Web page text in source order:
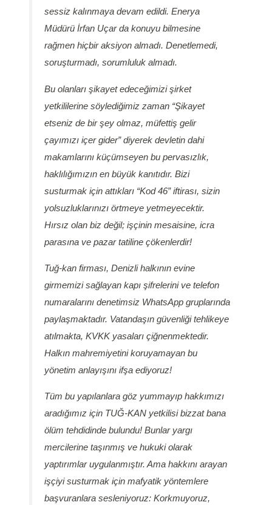
sessiz kalınmaya devam edildi. Enerya
Müdürü İrfan Uçar da konuyu bilmesine
rağmen hiçbir aksiyon almadı. Denetlemedi,
soruşturmadı, sorumluluk almadı.
Bu olanları şikayet edeceğimizi şirket
yetkililerine söylediğimiz zaman “Şikayet
etseniz de bir şey olmaz, müfettiş gelir
çayımızı içer gider” diyerek devletin dahi
makamlarını küçümseyen bu pervasızlık,
haklılığımızın en büyük kanıtıdır. Bizi
susturmak için attıkları “Kod 46” iftirası, sizin
yolsuzluklarınızı örtmeye yetmeyecektir.
Hırsız olan biz değil; işçinin mesaisine, icra
parasına ve pazar tatiline çökenlerdir!
Tuğ-kan firması, Denizli halkının evine
girmemizi sağlayan kapı şifrelerini ve telefon
numaralarını denetimsiz WhatsApp gruplarında
paylaşmaktadır. Vatandaşın güvenliği tehlikeye
atılmakta, KVKK yasaları çiğnenmektedir.
Halkın mahremiyetini koruyamayan bu
yönetim anlayışını ifşa ediyoruz!
Tüm bu yapılanlara göz yummayıp hakkımızı
aradığımız için TUĞ-KAN yetkilisi bizzat bana
ölüm tehdidinde bulundu! Bunlar yargı
mercilerine taşınmış ve hukuki olarak
yaptırımlar uygulanmıştır. Ama hakkını arayan
işçiyi susturmak için mafyatik yöntemlere
başvuranlara sesleniyoruz: Korkmuyoruz,